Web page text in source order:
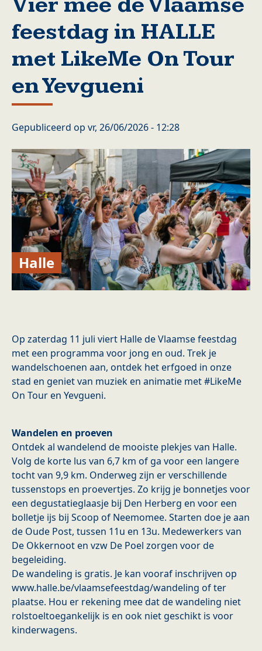
feestdag in HALLE
met LikeMe On Tour
en Yevgueni
Gepubliceerd op vr, 26/06/2026 - 12:28
Halle
Op zaterdag 11 juli viert Halle de Vlaamse feestdag
met een programma voor jong en oud. Trek je
wandelschoenen aan, ontdek het erfgoed in onze
stad en geniet van muziek en animatie met #LikeMe
On Tour en Yevgueni.
Wandelen en proeven
Ontdek al wandelend de mooiste plekjes van Halle.
Volg de korte lus van 6,7 km of ga voor een langere
tocht van 9,9 km. Onderweg zijn er verschillende
tussenstops en proevertjes. Zo krijg je bonnetjes voor
een degustatieglaasje bij Den Herberg en voor een
bolletje ijs bij Scoop of Neemomee. Starten doe je aan
de Oude Post, tussen 11u en 13u. Medewerkers van
De Okkernoot en vzw De Poel zorgen voor de
begeleiding.
De wandeling is gratis. Je kan vooraf inschrijven op
www.halle.be/vlaamsefeestdag/wandeling of ter
plaatse. Hou er rekening mee dat de wandeling niet
rolstoeltoegankelijk is en ook niet geschikt is voor
kinderwagens.